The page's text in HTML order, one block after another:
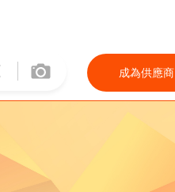
成為供應商